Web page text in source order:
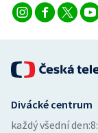
Vodní slalom
Ostatní
Divácké centrum
každý všední den: